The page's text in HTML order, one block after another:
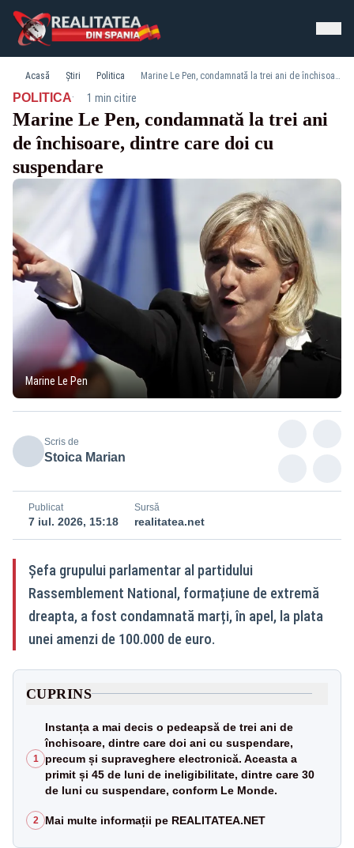
Acasă Știri Politica Marine Le Pen, condamnată la trei ani de închisoare, dintre care doi cu suspendare
POLITICA· 1 min citire
Marine Le Pen, condamnată la trei ani
de închisoare, dintre care doi cu
suspendare
Marine Le Pen
Scris de
Stoica Marian
Publicat
7 iul. 2026, 15:18
Sursă
realitatea.net
Șefa grupului parlamentar al partidului
Rassemblement National, formațiune de extremă
dreapta, a fost condamnată marți, în apel, la plata
unei amenzi de 100.000 de euro.
CUPRINS
1
Instanța a mai decis o pedeapsă de trei ani de
închisoare, dintre care doi ani cu suspendare,
precum și supraveghere electronică. Aceasta a
primit și 45 de luni de ineligibilitate, dintre care 30
de luni cu suspendare, conform Le Monde.
2 Mai multe informații pe REALITATEA.NET